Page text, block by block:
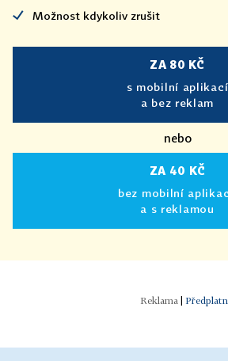
Možnost kdykoliv zrušit
ZA 80 KČ
s mobilní aplikací
a bez reklam
nebo
ZA 40 KČ
bez mobilní
a s reklamou